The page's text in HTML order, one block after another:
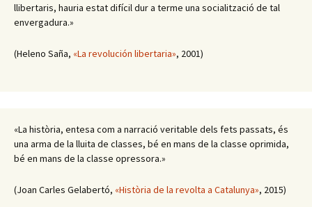
llibertaris, hauria estat difícil dur a terme una socialització de tal
envergadura.»
(Heleno Saña, «La revolución libertaria», 2001)
«La història, entesa com a narració veritable dels fets passats, és
una arma de la lluita de classes, bé en mans de la classe oprimida,
bé en mans de la classe opressora.»
(Joan Carles Gelabertó, «Història de la revolta a Catalunya», 2015)